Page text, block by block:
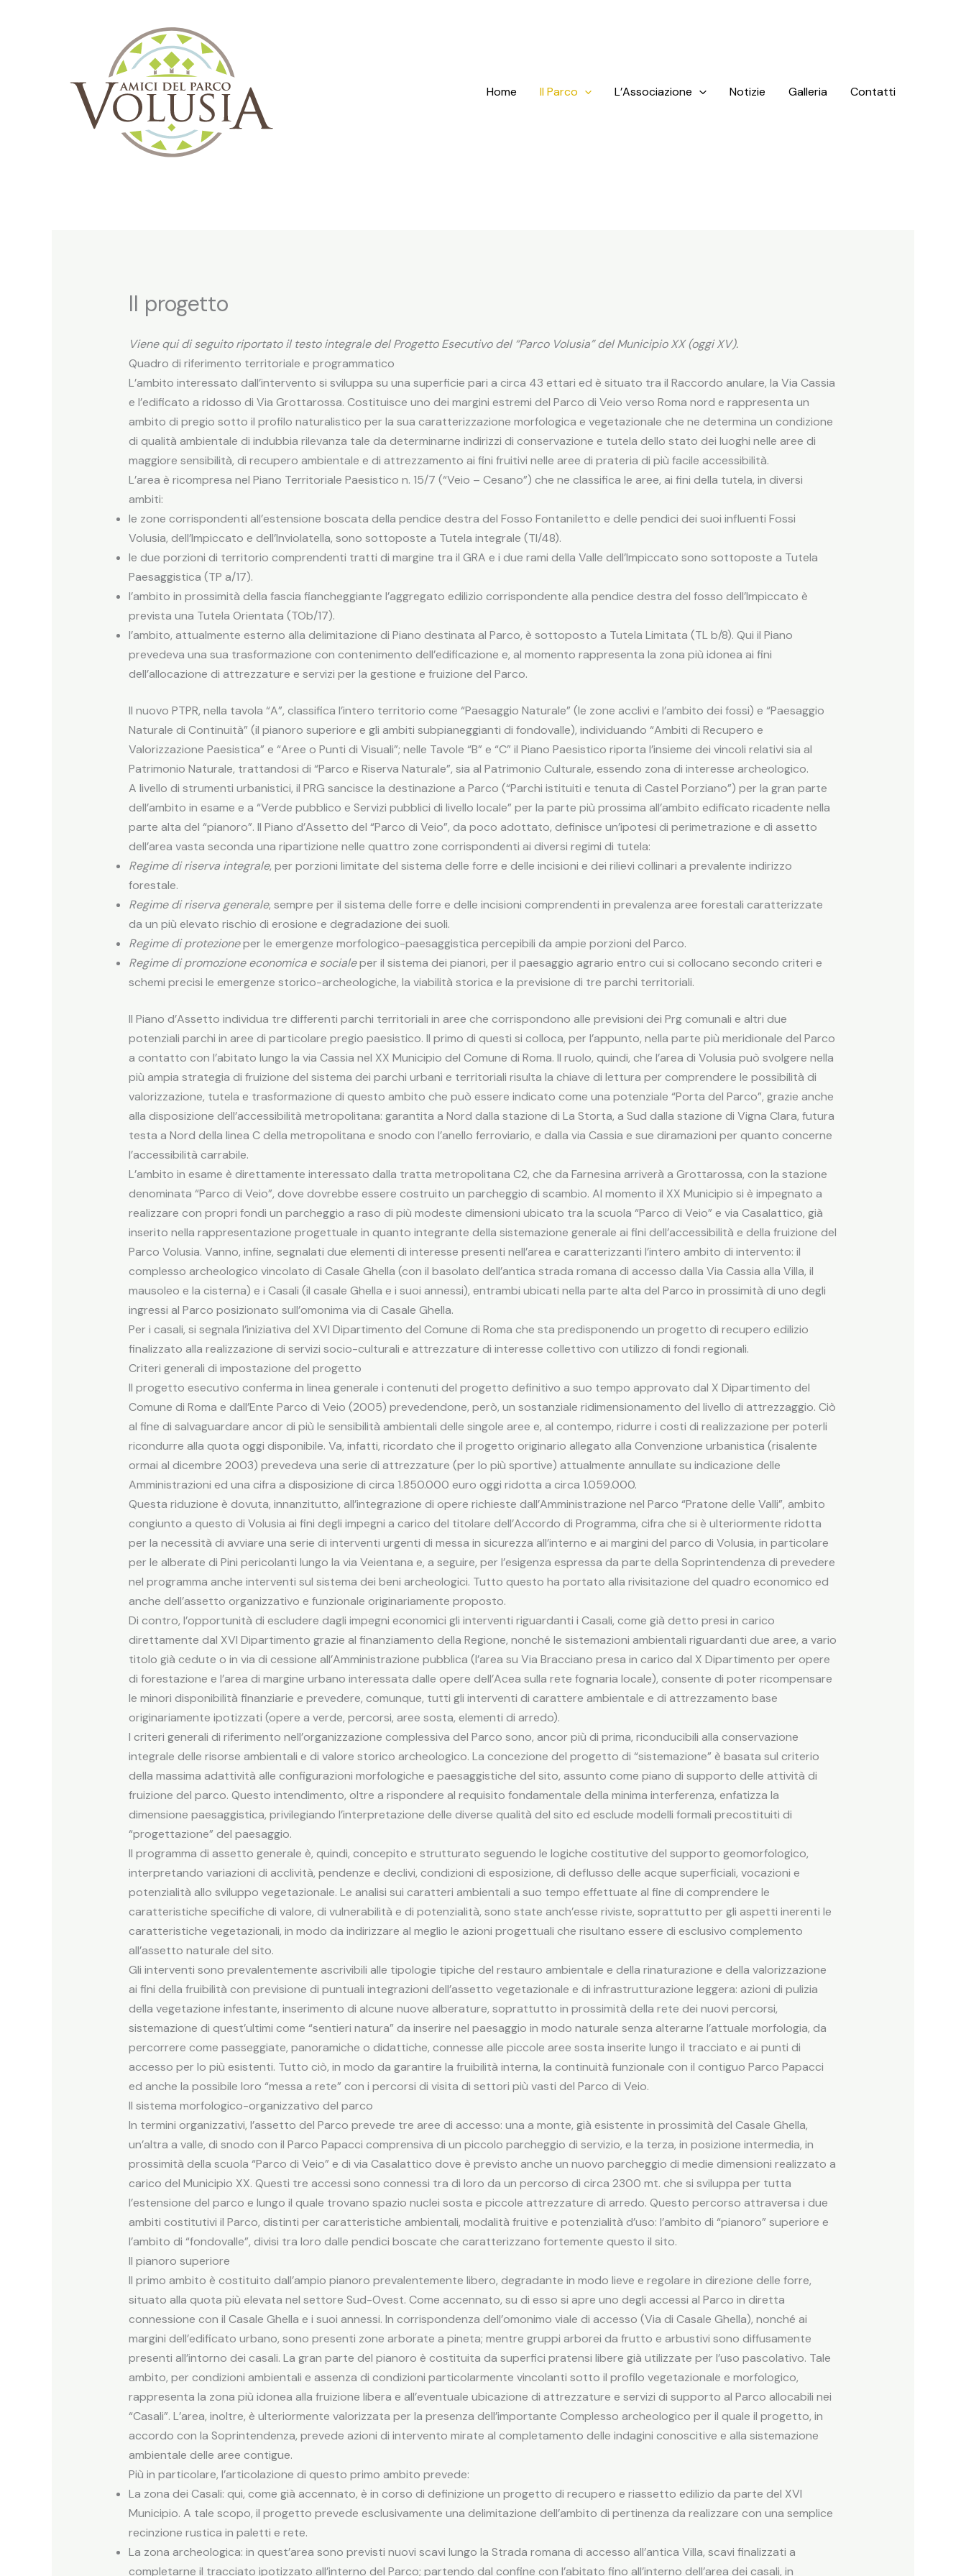
Home Il Parco L’Associazione Notizie Galleria Contatti
Il progetto
Viene qui di seguito riportato il testo integrale del Progetto Esecutivo del “Parco Volusia” del Municipio XX (oggi XV).
Quadro di riferimento territoriale e programmatico
L’ambito interessato dall’intervento si sviluppa su una superficie pari a circa 43 ettari ed è situato tra il Raccordo anulare, la Via Cassia
e l’edificato a ridosso di Via Grottarossa. Costituisce uno dei margini estremi del Parco di Veio verso Roma nord e rappresenta un
ambito di pregio sotto il profilo naturalistico per la sua caratterizzazione morfologica e vegetazionale che ne determina un condizione
di qualità ambientale di indubbia rilevanza tale da determinarne indirizzi di conservazione e tutela dello stato dei luoghi nelle aree di
maggiore sensibilità, di recupero ambientale e di attrezzamento ai fini fruitivi nelle aree di prateria di più facile accessibilità.
L’area è ricompresa nel Piano Territoriale Paesistico n. 15/7 (“Veio – Cesano”) che ne classifica le aree, ai fini della tutela, in diversi
ambiti:
le zone corrispondenti all’estensione boscata della pendice destra del Fosso Fontaniletto e delle pendici dei suoi influenti Fossi
Volusia, dell’Impiccato e dell’Inviolatella, sono sottoposte a Tutela integrale (TI/48).
le due porzioni di territorio comprendenti tratti di margine tra il GRA e i due rami della Valle dell’Impiccato sono sottoposte a Tutela
Paesaggistica (TP a/17).
l’ambito in prossimità della fascia fiancheggiante l’aggregato edilizio corrispondente alla pendice destra del fosso dell’Impiccato è
prevista una Tutela Orientata (TOb/17).
l’ambito, attualmente esterno alla delimitazione di Piano destinata al Parco, è sottoposto a Tutela Limitata (TL b/8). Qui il Piano
prevedeva una sua trasformazione con contenimento dell’edificazione e, al momento rappresenta la zona più idonea ai fini
dell’allocazione di attrezzature e servizi per la gestione e fruizione del Parco.
Il nuovo PTPR, nella tavola “A”, classifica l’intero territorio come “Paesaggio Naturale” (le zone acclivi e l’ambito dei fossi) e “Paesaggio
Naturale di Continuità” (il pianoro superiore e gli ambiti subpianeggianti di fondovalle), individuando “Ambiti di Recupero e
Valorizzazione Paesistica” e “Aree o Punti di Visuali”; nelle Tavole “B” e “C” il Piano Paesistico riporta l’insieme dei vincoli relativi sia al
Patrimonio Naturale, trattandosi di “Parco e Riserva Naturale”, sia al Patrimonio Culturale, essendo zona di interesse archeologico.
A livello di strumenti urbanistici, il PRG sancisce la destinazione a Parco (“Parchi istituiti e tenuta di Castel Porziano”) per la gran parte
dell’ambito in esame e a “Verde pubblico e Servizi pubblici di livello locale” per la parte più prossima all’ambito edificato ricadente nella
parte alta del “pianoro”. Il Piano d’Assetto del “Parco di Veio”, da poco adottato, definisce un’ipotesi di perimetrazione e di assetto
dell’area vasta seconda una ripartizione nelle quattro zone corrispondenti ai diversi regimi di tutela:
Regime di riserva integrale, per porzioni limitate del sistema delle forre e delle incisioni e dei rilievi collinari a prevalente indirizzo
forestale.
Regime di riserva generale, sempre per il sistema delle forre e delle incisioni comprendenti in prevalenza aree forestali caratterizzate
da un più elevato rischio di erosione e degradazione dei suoli.
Regime di protezioneper le emergenze morfologico-paesaggistica percepibili da ampie porzioni del Parco.
Regime di promozione economica e socialeper il sistema dei pianori, per il paesaggio agrario entro cui si collocano secondo criteri e
schemi precisi le emergenze storico-archeologiche, la viabilità storica e la previsione di tre parchi territoriali.
Il Piano d’Assetto individua tre differenti parchi territoriali in aree che corrispondono alle previsioni dei Prg comunali e altri due
potenziali parchi in aree di particolare pregio paesistico. Il primo di questi si colloca, per l’appunto, nella parte più meridionale del Parco
a contatto con l’abitato lungo la via Cassia nel XX Municipio del Comune di Roma. Il ruolo, quindi, che l’area di Volusia può svolgere nella
più ampia strategia di fruizione del sistema dei parchi urbani e territoriali risulta la chiave di lettura per comprendere le possibilità di
valorizzazione, tutela e trasformazione di questo ambito che può essere indicato come una potenziale “Porta del Parco”, grazie anche
alla disposizione dell’accessibilità metropolitana: garantita a Nord dalla stazione di La Storta, a Sud dalla stazione di Vigna Clara, futura
testa a Nord della linea C della metropolitana e snodo con l’anello ferroviario, e dalla via Cassia e sue diramazioni per quanto concerne
l’accessibilità carrabile.
L’ambito in esame è direttamente interessato dalla tratta metropolitana C2, che da Farnesina arriverà a Grottarossa, con la stazione
denominata “Parco di Veio”, dove dovrebbe essere costruito un parcheggio di scambio. Al momento il XX Municipio si è impegnato a
realizzare con propri fondi un parcheggio a raso di più modeste dimensioni ubicato tra la scuola “Parco di Veio” e via Casalattico, già
inserito nella rappresentazione progettuale in quanto integrante della sistemazione generale ai fini dell’accessibilità e della fruizione del
Parco Volusia. Vanno, infine, segnalati due elementi di interesse presenti nell’area e caratterizzanti l’intero ambito di intervento: il
complesso archeologico vincolato di Casale Ghella (con il basolato dell’antica strada romana di accesso dalla Via Cassia alla Villa, il
mausoleo e la cisterna) e i Casali (il casale Ghella e i suoi annessi), entrambi ubicati nella parte alta del Parco in prossimità di uno degli
ingressi al Parco posizionato sull’omonima via di Casale Ghella.
Per i casali, si segnala l’iniziativa del XVI Dipartimento del Comune di Roma che sta predisponendo un progetto di recupero edilizio
finalizzato alla realizzazione di servizi socio-culturali e attrezzature di interesse collettivo con utilizzo di fondi regionali.
Criteri generali di impostazione del progetto
Il progetto esecutivo conferma in linea generale i contenuti del progetto definitivo a suo tempo approvato dal X Dipartimento del
Comune di Roma e dall’Ente Parco di Veio (2005) prevedendone, però, un sostanziale ridimensionamento del livello di attrezzaggio. Ciò
al fine di salvaguardare ancor di più le sensibilità ambientali delle singole aree e, al contempo, ridurre i costi di realizzazione per poterli
ricondurre alla quota oggi disponibile. Va, infatti, ricordato che il progetto originario allegato alla Convenzione urbanistica (risalente
ormai al dicembre 2003) prevedeva una serie di attrezzature (per lo più sportive) attualmente annullate su indicazione delle
Amministrazioni ed una cifra a disposizione di circa 1.850.000 euro oggi ridotta a circa 1.059.000.
Questa riduzione è dovuta, innanzitutto, all’integrazione di opere richieste dall’Amministrazione nel Parco “Pratone delle Valli”, ambito
congiunto a questo di Volusia ai fini degli impegni a carico del titolare dell’Accordo di Programma, cifra che si è ulteriormente ridotta
per la necessità di avviare una serie di interventi urgenti di messa in sicurezza all’interno e ai margini del parco di Volusia, in particolare
per le alberate di Pini pericolanti lungo la via Veientana e, a seguire, per l’esigenza espressa da parte della Soprintendenza di prevedere
nel programma anche interventi sul sistema dei beni archeologici. Tutto questo ha portato alla rivisitazione del quadro economico ed
anche dell’assetto organizzativo e funzionale originariamente proposto.
Di contro, l’opportunità di escludere dagli impegni economici gli interventi riguardanti i Casali, come già detto presi in carico
direttamente dal XVI Dipartimento grazie al finanziamento della Regione, nonché le sistemazioni ambientali riguardanti due aree, a vario
titolo già cedute o in via di cessione all’Amministrazione pubblica (l’area su Via Bracciano presa in carico dal X Dipartimento per opere
di forestazione e l’area di margine urbano interessata dalle opere dell’Acea sulla rete fognaria locale), consente di poter ricompensare
le minori disponibilità finanziarie e prevedere, comunque, tutti gli interventi di carattere ambientale e di attrezzamento base
originariamente ipotizzati (opere a verde, percorsi, aree sosta, elementi di arredo).
I criteri generali di riferimento nell’organizzazione complessiva del Parco sono, ancor più di prima, riconducibili alla conservazione
integrale delle risorse ambientali e di valore storico archeologico. La concezione del progetto di “sistemazione” è basata sul criterio
della massima adattività alle configurazioni morfologiche e paesaggistiche del sito, assunto come piano di supporto delle attività di
fruizione del parco. Questo intendimento, oltre a rispondere al requisito fondamentale della minima interferenza, enfatizza la
dimensione paesaggistica, privilegiando l’interpretazione delle diverse qualità del sito ed esclude modelli formali precostituiti di
“progettazione” del paesaggio.
Il programma di assetto generale è, quindi, concepito e strutturato seguendo le logiche costitutive del supporto geomorfologico,
interpretando variazioni di acclività, pendenze e declivi, condizioni di esposizione, di deflusso delle acque superficiali, vocazioni e
potenzialità allo sviluppo vegetazionale. Le analisi sui caratteri ambientali a suo tempo effettuate al fine di comprendere le
caratteristiche specifiche di valore, di vulnerabilità e di potenzialità, sono state anch’esse riviste, soprattutto per gli aspetti inerenti le
caratteristiche vegetazionali, in modo da indirizzare al meglio le azioni progettuali che risultano essere di esclusivo complemento
all’assetto naturale del sito.
Gli interventi sono prevalentemente ascrivibili alle tipologie tipiche del restauro ambientale e della rinaturazione e della valorizzazione
ai fini della fruibilità con previsione di puntuali integrazioni dell’assetto vegetazionale e di infrastrutturazione leggera: azioni di pulizia
della vegetazione infestante, inserimento di alcune nuove alberature, soprattutto in prossimità della rete dei nuovi percorsi,
sistemazione di quest’ultimi come “sentieri natura” da inserire nel paesaggio in modo naturale senza alterarne l’attuale morfologia, da
percorrere come passeggiate, panoramiche o didattiche, connesse alle piccole aree sosta inserite lungo il tracciato e ai punti di
accesso per lo più esistenti. Tutto ciò, in modo da garantire la fruibilità interna, la continuità funzionale con il contiguo Parco Papacci
ed anche la possibile loro “messa a rete” con i percorsi di visita di settori più vasti del Parco di Veio.
Il sistema morfologico-organizzativo del parco
In termini organizzativi, l’assetto del Parco prevede tre aree di accesso: una a monte, già esistente in prossimità del Casale Ghella,
un’altra a valle, di snodo con il Parco Papacci comprensiva di un piccolo parcheggio di servizio, e la terza, in posizione intermedia, in
prossimità della scuola “Parco di Veio” e di via Casalattico dove è previsto anche un nuovo parcheggio di medie dimensioni realizzato a
carico del Municipio XX. Questi tre accessi sono connessi tra di loro da un percorso di circa 2300 mt. che si sviluppa per tutta
l’estensione del parco e lungo il quale trovano spazio nuclei sosta e piccole attrezzature di arredo. Questo percorso attraversa i due
ambiti costitutivi il Parco, distinti per caratteristiche ambientali, modalità fruitive e potenzialità d’uso: l’ambito di “pianoro” superiore e
l’ambito di “fondovalle”, divisi tra loro dalle pendici boscate che caratterizzano fortemente questo il sito.
Il pianoro superiore
Il primo ambito è costituito dall’ampio pianoro prevalentemente libero, degradante in modo lieve e regolare in direzione delle forre,
situato alla quota più elevata nel settore Sud-Ovest. Come accennato, su di esso si apre uno degli accessi al Parco in diretta
connessione con il Casale Ghella e i suoi annessi. In corrispondenza dell’omonimo viale di accesso (Via di Casale Ghella), nonché ai
margini dell’edificato urbano, sono presenti zone arborate a pineta; mentre gruppi arborei da frutto e arbustivi sono diffusamente
presenti all’intorno dei casali. La gran parte del pianoro è costituita da superfici pratensi libere già utilizzate per l’uso pascolativo. Tale
ambito, per condizioni ambientali e assenza di condizioni particolarmente vincolanti sotto il profilo vegetazionale e morfologico,
rappresenta la zona più idonea alla fruizione libera e all’eventuale ubicazione di attrezzature e servizi di supporto al Parco allocabili nei
“Casali”. L’area, inoltre, è ulteriormente valorizzata per la presenza dell’importante Complesso archeologico per il quale il progetto, in
accordo con la Soprintendenza, prevede azioni di intervento mirate al completamento delle indagini conoscitive e alla sistemazione
ambientale delle aree contigue.
Più in particolare, l’articolazione di questo primo ambito prevede:
La zona dei Casali: qui, come già accennato, è in corso di definizione un progetto di recupero e riassetto edilizio da parte del XVI
Municipio. A tale scopo, il progetto prevede esclusivamente una delimitazione dell’ambito di pertinenza da realizzare con una semplice
recinzione rustica in paletti e rete.
La zona archeologica: in quest’area sono previsti nuovi scavi lungo la Strada romana di accesso all’antica Villa, scavi finalizzati a
completarne il tracciato ipotizzato all’interno del Parco; partendo dal confine con l’abitato fino all’interno dell’area dei casali, in